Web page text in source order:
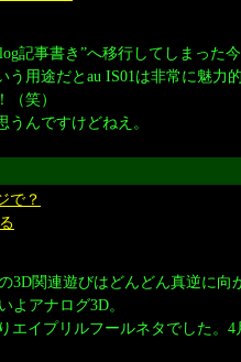
記事書き”へ移行してしまった
用途だとau IS01は非常に魅力
笑）
んですけどねえ。
で？
3D関連遊びはどんどん真逆に向
よアナログ3D。
エイプリルフールネタでした。4